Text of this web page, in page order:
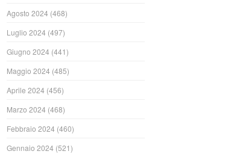
Agosto 2024 (468)
Luglio 2024 (497)
Giugno 2024 (441)
Maggio 2024 (485)
Aprile 2024 (456)
Marzo 2024 (468)
Febbraio 2024 (460)
Gennaio 2024 (521)